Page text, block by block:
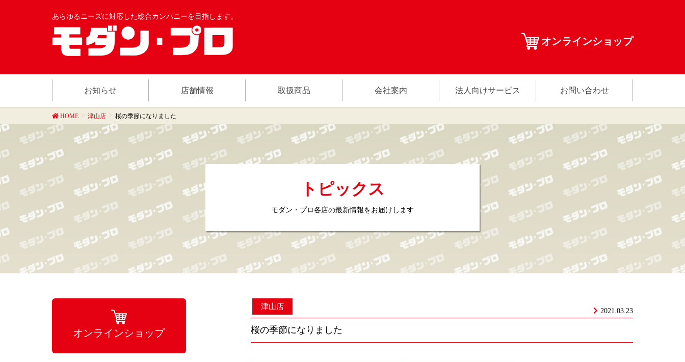
あらゆるニーズに対応した総合カンパニーを目指します。
オンラインショップ
お知らせ 店舗情報 取扱商品 会社案内 法人向けサービス お問い合わせ
HOME 津山店 桜の季節になりました
トピックス
モダン・プロ各店の最新情報をお届けします
2021.03.23
津山店
桜の季節になりました
オンラインショップ